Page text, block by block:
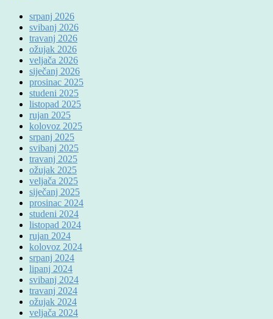
srpanj 2026
svibanj 2026
travanj 2026
ožujak 2026
veljača 2026
siječanj 2026
prosinac 2025
studeni 2025
listopad 2025
rujan 2025
kolovoz 2025
srpanj 2025
svibanj 2025
travanj 2025
ožujak 2025
veljača 2025
siječanj 2025
prosinac 2024
studeni 2024
listopad 2024
rujan 2024
kolovoz 2024
srpanj 2024
lipanj 2024
svibanj 2024
travanj 2024
ožujak 2024
veljača 2024